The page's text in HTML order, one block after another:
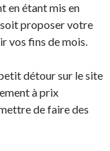
en étant mis en
proposer votre
vos fins de mois.
détour sur le site
à prix
de faire des